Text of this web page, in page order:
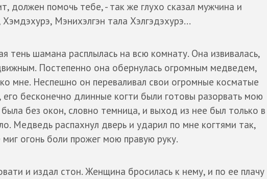
должен помочь тебе, - так же глухо сказал мужчина и
Мэнихэлгэн тала Хэлгэдэхурэ...
тень шамана расплылась на всю комнату. Она извивалась,
Постепенно она обернулась огромным медведем,
мне. Неспешно он переваливал свои огромные косматые
бесконечно длинные когти были готовы разорвать мою
без окон, словно темница, и выход из нее был только в
Медведь распахнул дверь и ударил по мне когтями так,
огонь боли прожег мою правую руку.
и издал стон. Женщина бросилась к нему, и по ее плачу